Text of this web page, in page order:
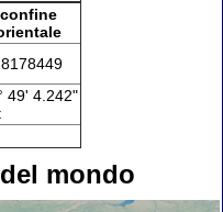
confine
49' 4.242"
mondo